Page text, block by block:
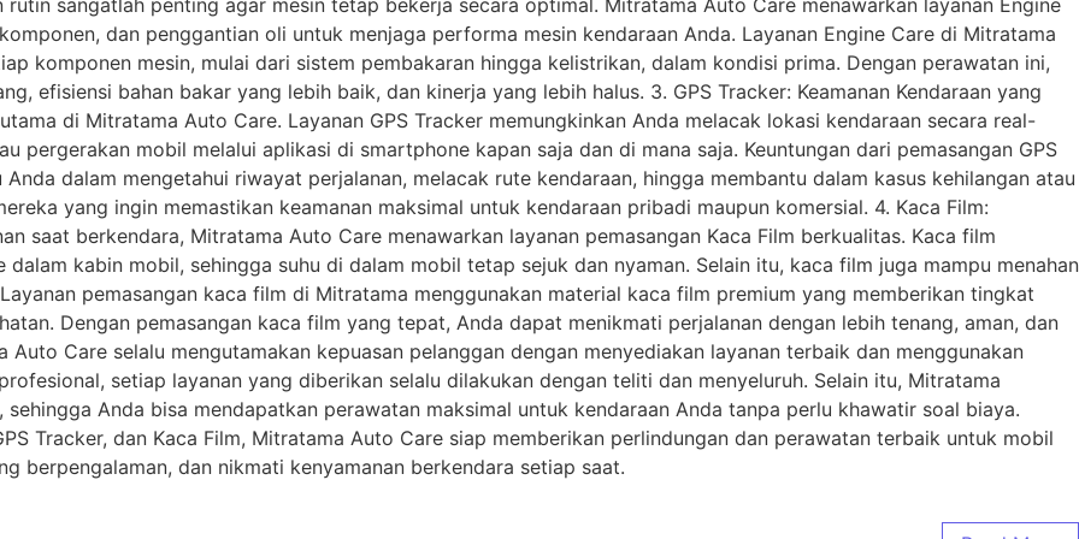
sangatlah penting agar mesin tetap bekerja secara optimal. Mitratama Auto Care menawarkan layanan Engine
dan penggantian oli untuk menjaga performa mesin kendaraan Anda. Layanan Engine Care di Mitratama
komponen mesin, mulai dari sistem pembakaran hingga kelistrikan, dalam kondisi prima. Dengan perawatan ini,
efisiensi bahan bakar yang lebih baik, dan kinerja yang lebih halus. 3. GPS Tracker: Keamanan Kendaraan yang
di Mitratama Auto Care. Layanan GPS Tracker memungkinkan Anda melacak lokasi kendaraan secara real-
pergerakan mobil melalui aplikasi di smartphone kapan saja dan di mana saja. Keuntungan dari pemasangan GPS
dalam mengetahui riwayat perjalanan, melacak rute kendaraan, hingga membantu dalam kasus kehilangan atau
yang ingin memastikan keamanan maksimal untuk kendaraan pribadi maupun komersial. 4. Kaca Film:
saat berkendara, Mitratama Auto Care menawarkan layanan pemasangan Kaca Film berkualitas. Kaca film
kabin mobil, sehingga suhu di dalam mobil tetap sejuk dan nyaman. Selain itu, kaca film juga mampu menahan
pemasangan kaca film di Mitratama menggunakan material kaca film premium yang memberikan tingkat
Dengan pemasangan kaca film yang tepat, Anda dapat menikmati perjalanan dengan lebih tenang, aman, dan
Care selalu mengutamakan kepuasan pelanggan dengan menyediakan layanan terbaik dan menggunakan
setiap layanan yang diberikan selalu dilakukan dengan teliti dan menyeluruh. Selain itu, Mitratama
Anda bisa mendapatkan perawatan maksimal untuk kendaraan Anda tanpa perlu khawatir soal biaya.
Tracker, dan Kaca Film, Mitratama Auto Care siap memberikan perlindungan dan perawatan terbaik untuk mobil
berpengalaman, dan nikmati kenyamanan berkendara setiap saat.